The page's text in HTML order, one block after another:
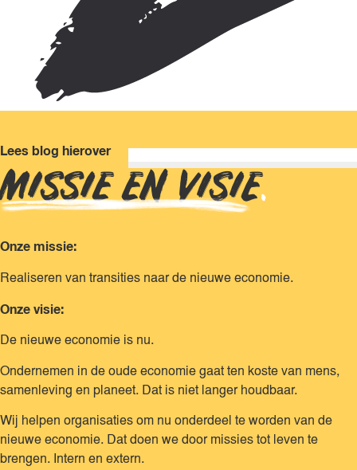
Lees blog hierover
MISSIE EN VISIE.
Onze missie:
Realiseren van transities naar de nieuwe economie.
Onze visie:
De nieuwe economie is nu.
Ondernemen in de oude economie gaat ten koste van mens,
samenleving en planeet. Dat is niet langer houdbaar.
Wij helpen organisaties om nu onderdeel te worden van de
nieuwe economie. Dat doen we door missies tot leven te
brengen. Intern en extern.